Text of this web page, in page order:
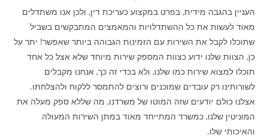
העניין בהגבה מידית, בפרט במקצוע כעריכת דין, ולכן אנו משתדלים
מאוד לעשות את כל ההשתדלויות והמאמצים המתבקשים בשביל
שתוכלו לקבל את השירות עם הזמינות הגבוהה ביותר שאפשר! יתר על
כן, הצוות שלנו ידוע כצוות המספק שירות מיוחד שלא אצל כל אחד
תוכלו למצוא שירות כמו שלנו, ולא בכדי זה כך, אנחנו מקבלים
לשורותינו רק עובדים שמוכנים ורוצים להתמסר ללקוח ולהצלחתו.
אצלנו כולם יודעים שזה המוטו של משרדנו, מה שללא ספק מעלה את
המוניטין שלנו, כמשרד המתייחד מאוד במתן השירות המעולה
והאיכותי שלו.